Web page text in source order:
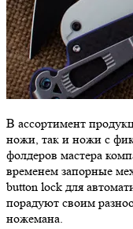
В ассортимент
ножи, так и ножи с
фолдеров мастера
временем запорные
button lock для
порадуют своим
ножемана.